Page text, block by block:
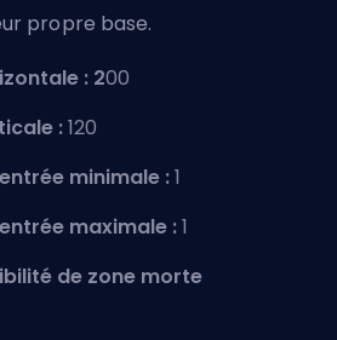
propre base.
: 200
:120
minimale :1
maximale :1
de zone morte